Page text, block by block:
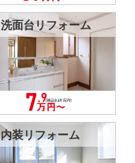
洗面台リフォーム
内装リフォーム